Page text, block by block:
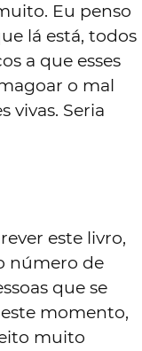
Eu penso
lá está, todos
a que esses
o mal
vivas. Seria
este livro,
número de
que se
momento,
muito